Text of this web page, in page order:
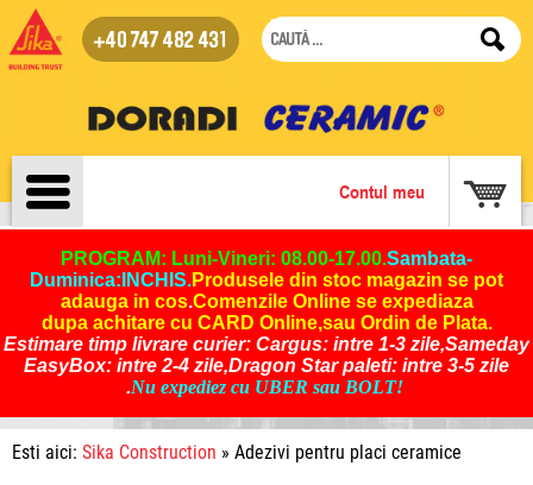
+40 747 482 431
Contul meu
PROGRAM: Luni-Vineri: 08.00-17.00.Sambata-
Duminica:INCHIS.Produsele din stoc magazin se pot
adauga in cos.Comenzile Online se expediaza
dupa achitare cu CARD Online,sau Ordin de Plata.
Estimare timp livrare curier: Cargus: intre 1-3 zile,Sameday
EasyBox: intre 2-4 zile,Dragon Star paleti: intre 3-5 zile
.Nu expediez cu UBER sau BOLT!
Esti aici: Sika Construction » Adezivi pentru placi ceramice